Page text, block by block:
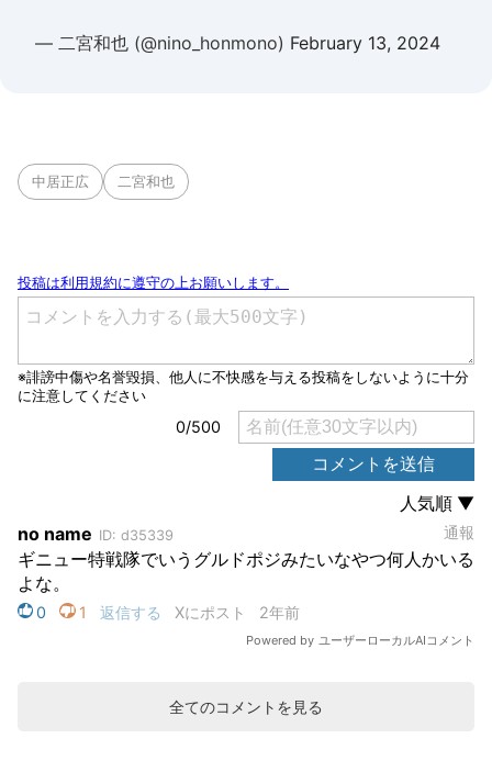
— 二宮和也 (@nino_honmono) February 13, 2024
中居正広 二宮和也
全てのコメントを見る